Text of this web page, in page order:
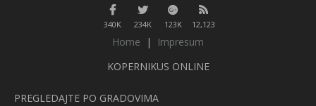
340K 234K 123K 12,123
Home |
Impresum
KOPERNIKUS ONLINE
PREGLEDAJTE PO GRADOVIMA